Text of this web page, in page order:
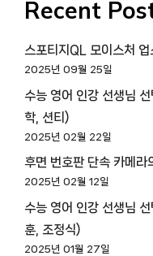
Recent
스포티지QL 모이스처 업
2025년 09월 25일
수능 영어 인강 선생님
학, 션티)
2025년 02월 22일
후면 번호판 단속 카메라
2025년 02월 12일
수능 영어 인강 선생님
훈, 조정식)
2025년 01월 27일